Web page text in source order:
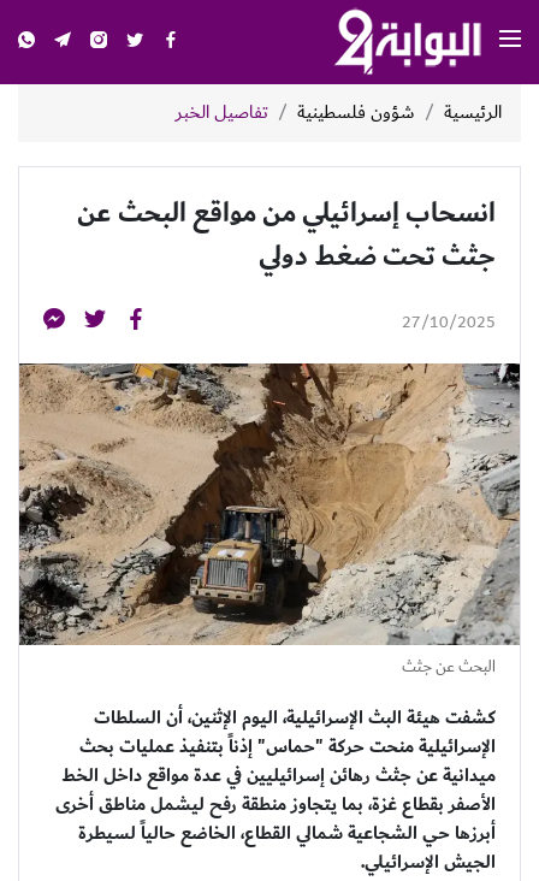
الرئيسية شؤون فلسطينية تفاصيل الخبر
انسحاب إسرائيلي من مواقع البحث عن
جثث تحت ضغط دولي
27/10/2025
البحث عن جثث
كشفت هيئة البث الإسرائيلية، اليوم الإثنين، أن السلطات
الإسرائيلية منحت حركة "حماس" إذناً بتنفيذ عمليات بحث
ميدانية عن جثث رهائن إسرائيليين في عدة مواقع داخل الخط
الأصفر بقطاع غزة، بما يتجاوز منطقة رفح ليشمل مناطق أخرى
أبرزها حي الشجاعية شمالي القطاع، الخاضع حالياً لسيطرة
الجيش الإسرائيلي.